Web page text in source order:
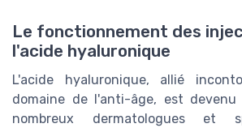
Le fonctionnement des
l'acide hyaluronique
L'acide hyaluronique, allié
domaine de l'anti-âge, est
nombreux dermatologues et